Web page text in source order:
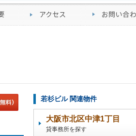
若杉ビル 関連物件
大阪市北区中津1丁目
貸事務所を探す